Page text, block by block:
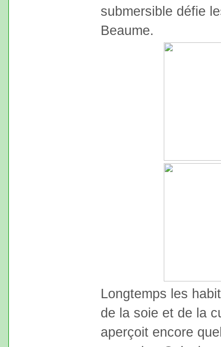
submersible défie
Beaume.
Longtemps les
de la soie et de la
aperçoit encore